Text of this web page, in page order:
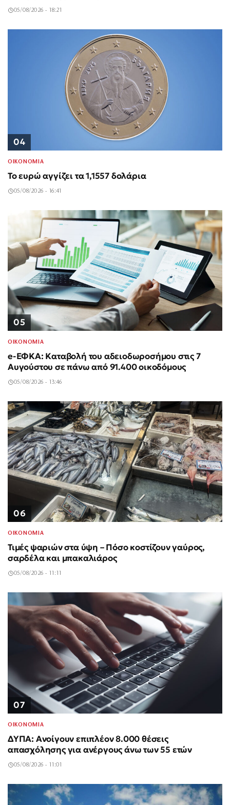
05/08/2026 - 18:21
04
ΟΙΚΟΝΟΜΙΑ
Το ευρώ αγγίζει τα 1,1557 δολάρια
05/08/2026 - 16:41
05
ΟΙΚΟΝΟΜΙΑ
e-ΕΦΚΑ: Καταβολή του αδειοδωροσήμου στις 7
Αυγούστου σε πάνω από 91.400 οικοδόμους
05/08/2026 - 13:46
06
ΟΙΚΟΝΟΜΙΑ
Τιμές ψαριών στα ύψη – Πόσο κοστίζουν γαύρος,
σαρδέλα και μπακαλιάρος
05/08/2026 - 11:11
07
ΟΙΚΟΝΟΜΙΑ
ΔΥΠΑ: Ανοίγουν επιπλέον 8.000 θέσεις
απασχόλησης για ανέργους άνω των 55 ετών
05/08/2026 - 11:01